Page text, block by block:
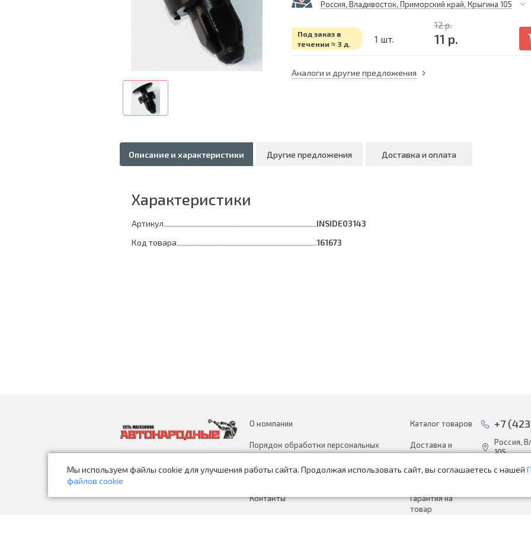
Мы используем файлы cookie для улучшения работы сайта. Продолжая использовать сайт, вы соглашаетесь с нашей
файлов cookie
Россия, Владивосток, Приморский край, Крыгина 105
Под заказ в
течении ≈ 3 д.
1 шт.
12 р.
11 р.
Аналоги и другие предложения
Описание и характеристики Другие предложения Доставка и оплата
Характеристики
Артикул
INSIDE03143
Код товара
161673
О компании
Порядок обработки персональных
данных
Контакты
Каталог товаров
Доставка и
оплата
Акции
Гарантия на
товар
+7
Россия,
105